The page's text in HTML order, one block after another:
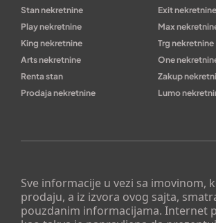
Sve informacije u vezi sa imovinom,
prodaju, a iz izvora ovog sajta,
pouzdanim informacijama. Internet
Stan nekretnine
Exit nekretnine
Play nekretnine
Max
King nekretnine
Trg nekretnine
Arts nekretnine
One
Renta stan
Zakup
Prodaja nekretnine
Lumo